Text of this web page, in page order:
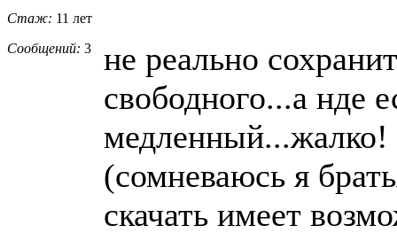
Стаж: 11 лет
Сообщений: 3
не реально
свободного...а нде
медленный...жалко!
(сомневаюсь я
скачать имеет